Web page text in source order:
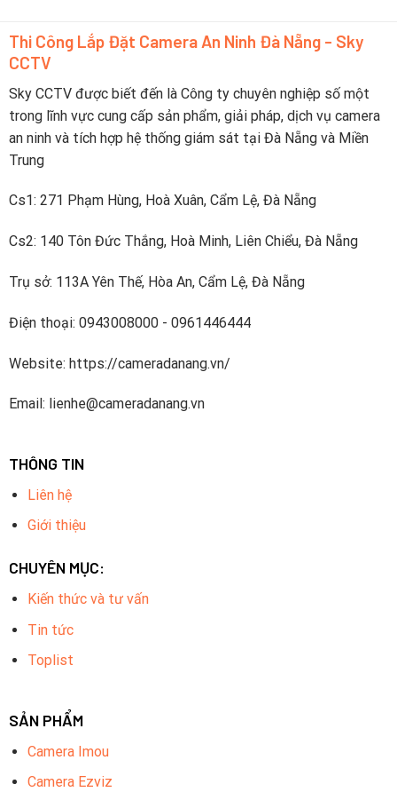
Thi Công Lắp Đặt Camera An Ninh Đà Nẵng - Sky
CCTV
Sky CCTV được biết đến là Công ty chuyên nghiệp số một
trong lĩnh vực cung cấp sản phẩm, giải pháp, dịch vụ camera
an ninh và tích hợp hệ thống giám sát tại Đà Nẵng và Miền
Trung
Cs1: 271 Phạm Hùng, Hoà Xuân, Cẩm Lệ, Đà Nẵng
Cs2: 140 Tôn Đức Thắng, Hoà Minh, Liên Chiểu, Đà Nẵng
Trụ sở: 113A Yên Thế, Hòa An, Cẩm Lệ, Đà Nẵng
Điện thoại: 0943008000 - 0961446444
Website: https://cameradanang.vn/
Email: lienhe@cameradanang.vn
THÔNG TIN
Liên hệ
Giới thiệu
CHUYÊN MỤC:
Kiến thức và tư vấn
Tin tức
Toplist
SẢN PHẨM
Camera Imou
Camera Ezviz